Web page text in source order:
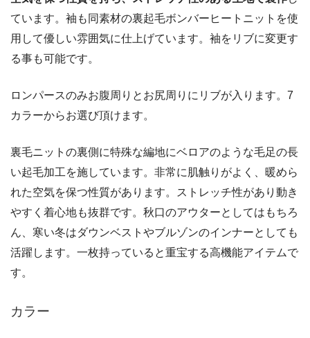
ています。袖も同素材の裏起毛ボンバーヒートニットを使
用して優しい雰囲気に仕上げています。袖をリブに変更す
る事も可能です。
ロンパースのみお腹周りとお尻周りにリブが入ります。7
カラーからお選び頂けます。
裏毛ニットの裏側に特殊な編地にベロアのような毛足の長
い起毛加工を施しています。非常に肌触りがよく、暖めら
れた空気を保つ性質があります。ストレッチ性があり動き
やすく着心地も抜群です。秋口のアウターとしてはもちろ
ん、寒い冬はダウンベストやブルゾンのインナーとしても
活躍します。一枚持っていると重宝する高機能アイテムで
す。
カラー